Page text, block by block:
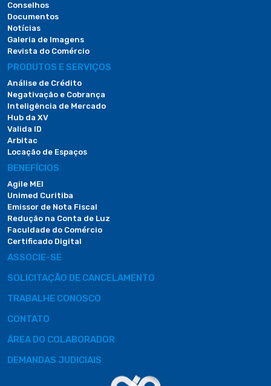
Conselhos
Documentos
Notícias
Galeria de Imagens
Revista do Comércio
PRODUTOS E SERVIÇOS
Análise de Crédito
Negativação e Cobrança
Inteligência de Mercado
Hub da XV
Valida ID
Arbitac
Locação de Espaços
BENEFÍCIOS
Agile MEI
Unimed Curitiba
Emissor de Nota Fiscal
Redução na Conta de Luz
Faculdade do Comércio
Certificado Digital
ASSOCIE-SE
SOLICITAÇÃO DE CANCELAMENTO
TRABALHE CONOSCO
CONTATO
ÁREA DO COLABORADOR
DEMANDAS JUDICIAIS